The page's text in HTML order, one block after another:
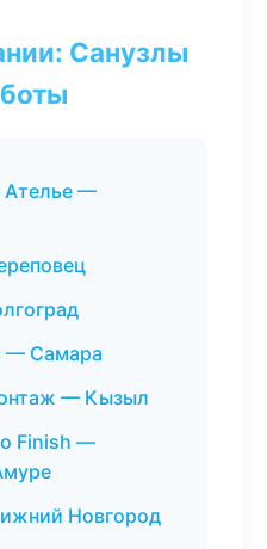
Санузлы
—
— Самара
— Кызыл
Finish —
Новгород